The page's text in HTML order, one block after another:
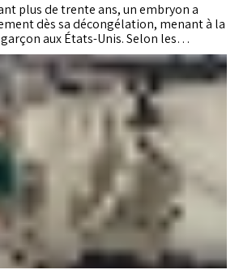
plus de trente ans, un embryon a
dès sa décongélation, menant à la
aux États-Unis. Selon les
plus long délai jamais enregistré entre